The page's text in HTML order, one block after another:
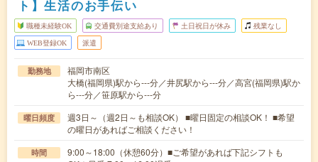
ト】生活のお手伝い
職種未経験OK 交通費別途支給あり 土日祝日が休み 残業なし
WEB登録OK 派遣
勤務地
福岡市南区
大橋(福岡県)駅から---分／井尻駅から---分／高宮(福岡県)駅か
ら---分／笹原駅から---分
曜日頻度
週3日～（週2日～も相談OK） ■曜日固定の相談OK！ ■希望
の曜日があればご相談ください！
時間
9:00～18:00（休憩60分）■ご希望があれば下記シフトも